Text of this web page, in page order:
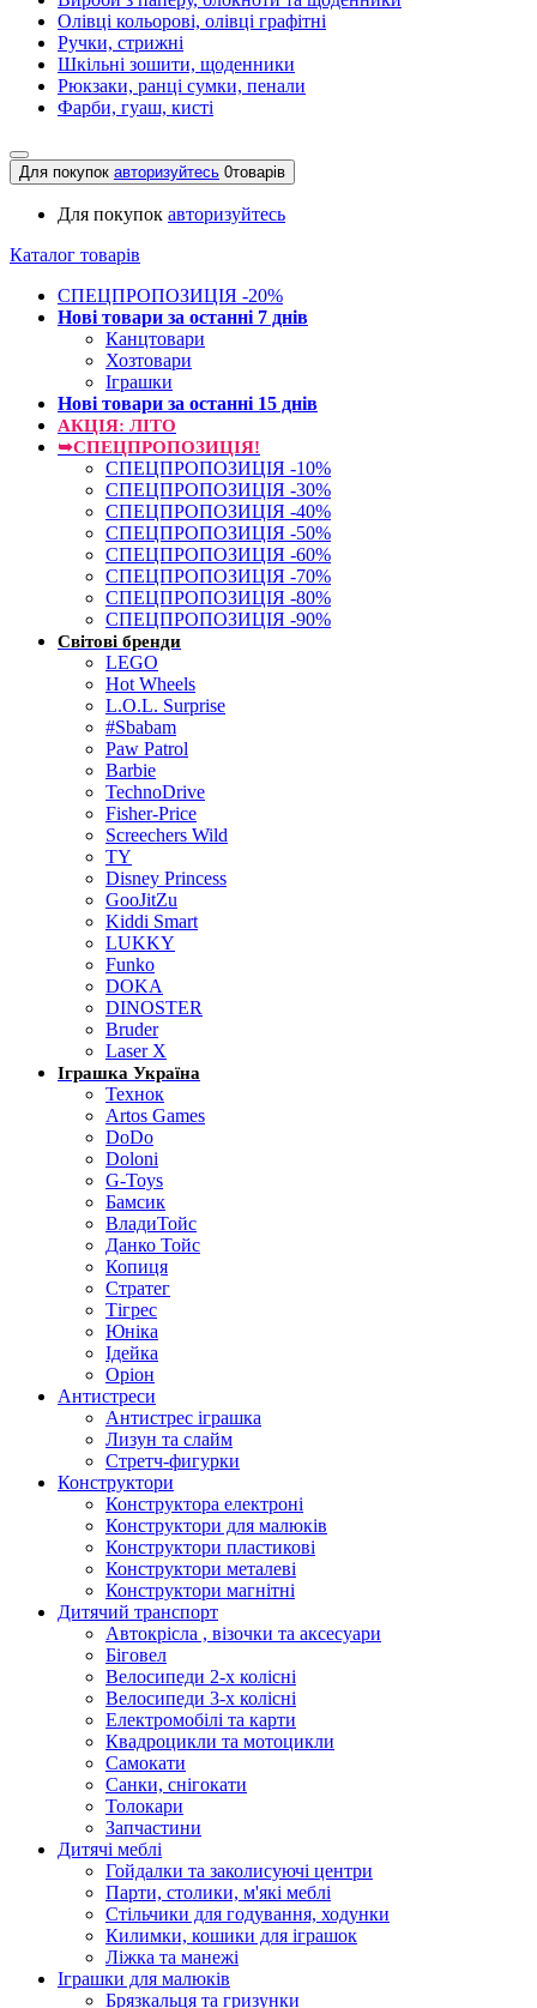
Олівці кольорові, олівці графітні
Ручки, стрижні
Шкільні зошити, щоденники
Рюкзаки, ранці сумки, пенали
Фарби, гуаш, кисті
Для покупок авторизуйтесь 0товарів
Для покупок авторизуйтесь
Каталог товарів
СПЕЦПРОПОЗИЦІЯ -20%
Нові товари за останнi 7 днiв
Канцтовари
Хозтовари
Іграшки
Нові товари за останнi 15 днiв
АКЦІЯ: ЛІТО
➥СПЕЦПРОПОЗИЦІЯ!
СПЕЦПРОПОЗИЦІЯ -10%
СПЕЦПРОПОЗИЦІЯ -30%
СПЕЦПРОПОЗИЦІЯ -40%
СПЕЦПРОПОЗИЦІЯ -50%
СПЕЦПРОПОЗИЦІЯ -60%
СПЕЦПРОПОЗИЦІЯ -70%
СПЕЦПРОПОЗИЦІЯ -80%
СПЕЦПРОПОЗИЦІЯ -90%
Світові бренди
LEGO
Hot Wheels
L.O.L. Surprise
#Sbabam
Paw Patrol
Barbie
TechnoDrive
Fisher-Price
Screechers Wild
TY
Disney Princess
GooJitZu
Kiddi Smart
LUKKY
Funko
DOKA
DINOSTER
Bruder
Laser X
Іграшка Україна
Технок
Artos Games
DoDo
Doloni
G-Toys
Бамсик
ВладиТойс
Данко Тойс
Копиця
Стратег
Тігрес
Юніка
Ідейка
Оріон
Антистреси
Антистрес іграшка
Лизун та слайм
Стретч-фигурки
Конструктори
Конструктора електроні
Конструктори для малюків
Конструктори пластикові
Конструктори металеві
Конструктори магнітні
Дитячий транспорт
Автокрісла , візочки та аксесуари
Біговел
Велосипеди 2-х колісні
Велосипеди 3-х колісні
Електромобілі та карти
Квадроцикли та мотоцикли
Самокати
Санки, снігокати
Толокари
Запчастини
Дитячі меблі
Гойдалки та заколисуючі центри
Парти, столики, м'які меблі
Стільчики для годування, ходунки
Килимки, кошики для іграшок
Ліжка та манежі
Іграшки для малюків
Брязкальця та гризунки